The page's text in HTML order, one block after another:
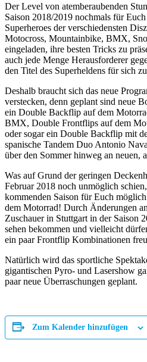
Der Level von atemberaubenden
Saison 2018/2019 nochmals für
Superheroes der verschiedensten
Motocross, Mountainbike, BMX,
eingeladen, ihre besten Tricks zu
auch jede Menge Herausforderer
den Titel des Superheldens für sich
Deshalb braucht sich das neue
verstecken, denn geplant sind neue
ein Double Backflip auf dem
BMX, Double Frontflips auf dem
oder sogar ein Double Backflip mit
spanische Tandem Duo Antonio
über den Sommer hinweg an neuen,
Was auf Grund der geringen
Februar 2018 noch unmöglich
kommenden Saison für Euch
dem Motorrad! Durch Änderungen
Zuschauer in Stuttgart in der Saison
sehen bekommen und vielleicht
ein paar Frontflip Kombinationen
Natürlich wird das sportliche
gigantischen Pyro- und Lasershow
paar neue Überraschungen geplant.
Zum Kalender hinzufügen